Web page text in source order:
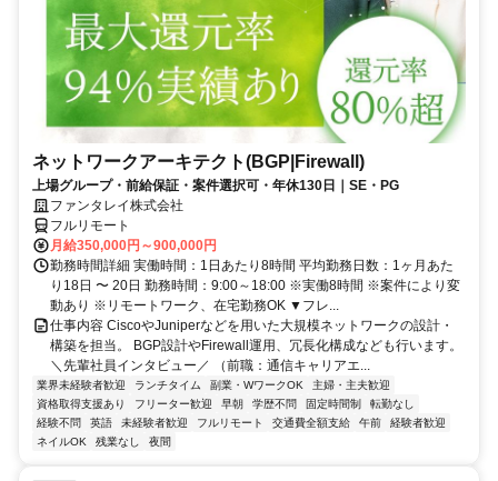
ネットワークアーキテクト(BGP|Firewall)
上場グループ・前給保証・案件選択可・年休130日｜SE・PG
ファンタレイ株式会社
フルリモート
月給350,000円～900,000円
勤務時間詳細 実働時間：1日あたり8時間 平均勤務日数：1ヶ月あた
り18日 〜 20日 勤務時間：9:00～18:00 ※実働8時間 ※案件により変
動あり ※リモートワーク、在宅勤務OK ▼フレ...
仕事内容 CiscoやJuniperなどを用いた大規模ネットワークの設計・
構築を担当。 BGP設計やFirewall運用、冗長化構成なども行います。
＼先輩社員インタビュー／ （前職：通信キャリアエ...
業界未経験者歓迎 ランチタイム 副業・WワークOK
主婦・主夫歓迎
資格取得支援あり
フリーター歓迎 早朝 学歴不問 固定時間制
転勤なし
経験不問
英語 未経験者歓迎 フルリモート 交通費全額支給 午前
経験者歓迎
ネイルOK
残業なし 夜間